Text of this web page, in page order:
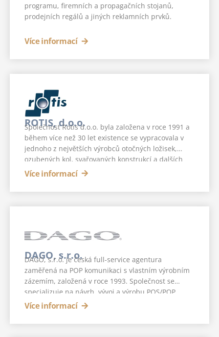
programu, firemních a propagačních stojanů,
prodejních regálů a jiných reklamních prvků.
Více informací
ROTIS, d.o.o.
Společnost Rotis d.o.o. byla založena v roce 1991 a
během více než 30 let existence se vypracovala v
jednoho z největších výrobců otočných ložisek,
ozubených kol, svařovaných konstrukcí a dalších
strojních dílů ve Slovinsku.
Více informací
DAGO, s.r.o.
DAGO, s.r.o. je česká full-service agentura
zaměřená na POP komunikaci s vlastním výrobním
zázemím, založená v roce 1993. Společnost se
specializuje na návrh, vývoj a výrobu POS/POP
řešení pro obchodní řetězce a přední značky v
elektroniky, farmacie a dalších odvětvích.
Více informací